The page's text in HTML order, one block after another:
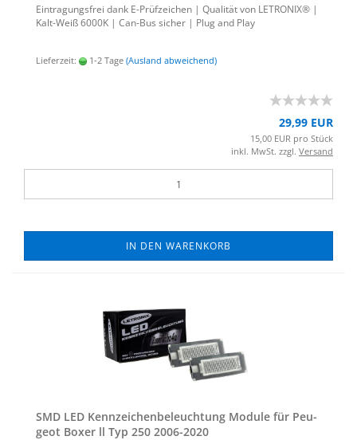
Ein­tra­gungs­frei dank E-​Prüfzeichen | Qua­li­tät von LE­TRO­NIX® |
Kalt-​Weiß 6000K | Can-​Bus si­cher | Plug and Play
Lieferzeit: 1-2 Tage (Ausland abweichend)
29,99 EUR
15,00 EUR pro Stück
inkl. MwSt. zzgl. Versand
IN DEN WARENKORB
SMD LED Kenn­zei­chen­be­leuch­tung Mo­du­le für Peu­
geot Boxer ll Typ 250 2006-​2020